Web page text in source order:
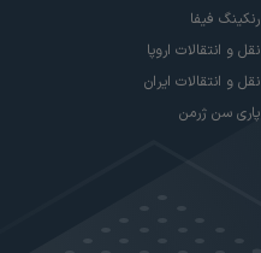
رنکینگ فیفا
نقل و انتقالات اروپا
نقل و انتقالات ایران
پاری سن ژرمن